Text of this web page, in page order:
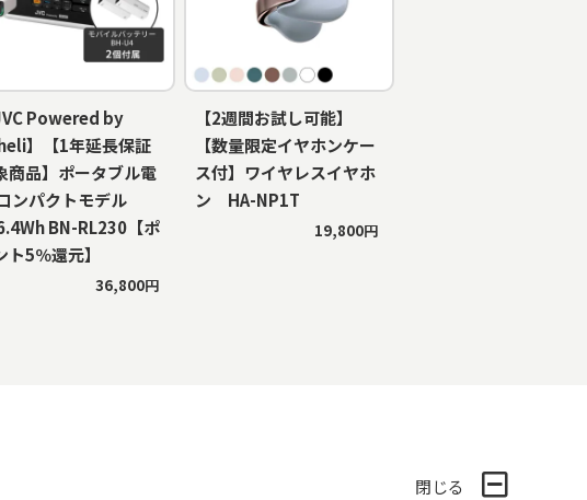
Powered by
】【1年延長保証
商品】ポータブル電
ンパクトモデル
BN-RL230【ポ
ト5％還元】
36,800円
【2週間お試し可能】
【数量限定イヤホンケー
ス付】ワイヤレスイヤホ
ン HA-NP1T
19,800円